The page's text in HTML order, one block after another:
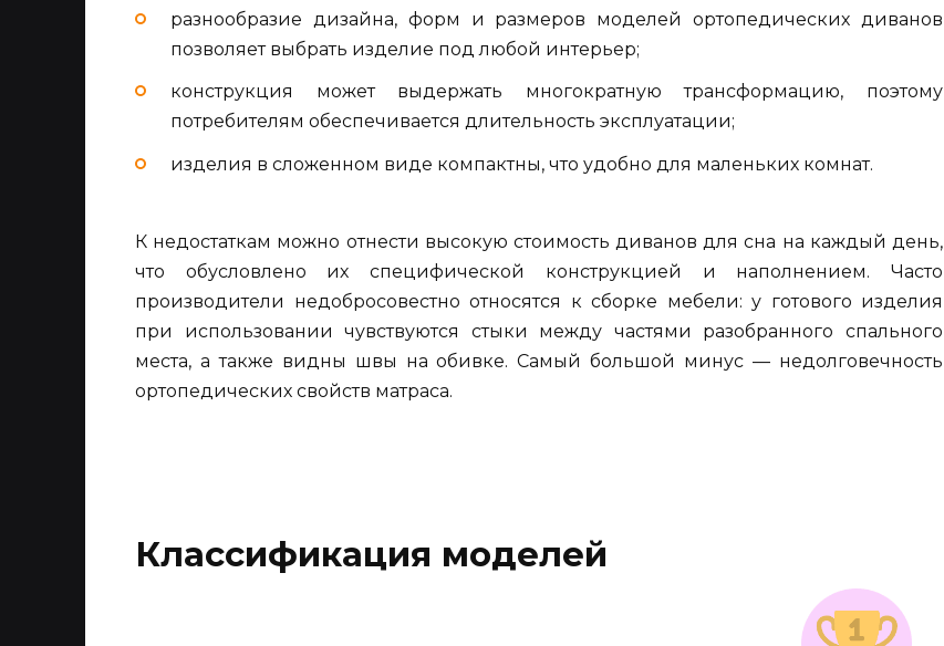
разнообразие дизайна, форм и размеров моделей ортопедических диванов
позволяет выбрать изделие под любой интерьер;
конструкция может выдержать многократную трансформацию, поэтому
потребителям обеспечивается длительность эксплуатации;
изделия в сложенном виде компактны, что удобно для маленьких комнат.
К недостаткам можно отнести высокую стоимость диванов для сна на каждый день,
что обусловлено их специфической конструкцией и наполнением. Часто
производители недобросовестно относятся к сборке мебели: у готового изделия
при использовании чувствуются стыки между частями разобранного спального
места, а также видны швы на обивке. Самый большой минус — недолговечность
ортопедических свойств матраса.
Классификация моделей